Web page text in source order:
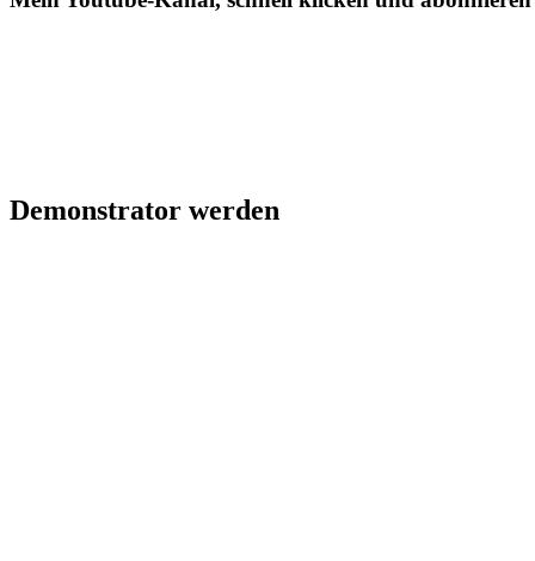
Demonstrator werden